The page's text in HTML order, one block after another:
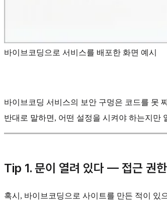
바이브코딩으로 서비스를 배포한 화면 예시
바이브코딩 서비스의 보안 구멍은 코드를 못
반대로 말하면, 어떤 설정을 시켜야 하는지만
Tip 1. 문이 열려 있다 — 접근 권한
혹시, 바이브코딩으로 사이트를 만든 적이 있